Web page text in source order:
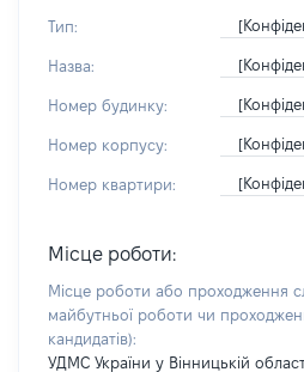
Тип:
Назва:
Номер будинку:
Номер корпусу:
Номер квартири:
Місце роботи:
Місце роботи або проходження
майбутньої роботи чи
кандидатів):
УДМС України у Вінницькій